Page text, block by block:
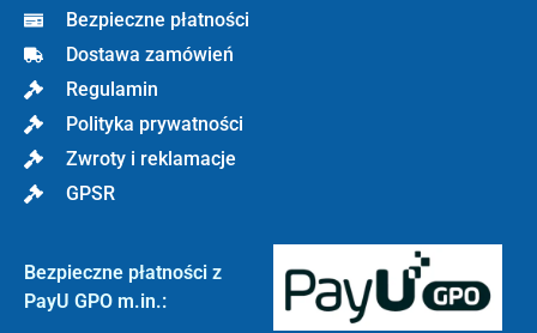
Bezpieczne płatności
Dostawa zamówień
Regulamin
Polityka prywatności
Zwroty i reklamacje
GPSR
Bezpieczne płatności z
PayU GPO m.in.: